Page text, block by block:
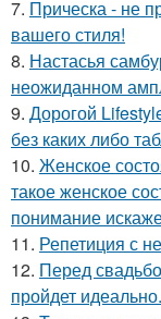
7. Прическа - не
вашего стиля!
8. Настасья
неожиданном
9. Дорогой
без каких либо
10. Женское
такое женское
понимание
11. Репетиция с
12. Перед
пройдет идеально.